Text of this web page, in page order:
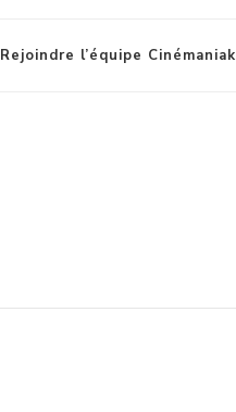
Rejoindre l’équipe Cinémaniak